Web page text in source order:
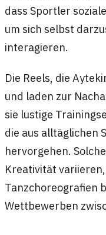
dass Sportler
um sich selbst
interagieren.
Die Reels, die
und laden zur
sie lustige
die aus alltäglichen
hervorgehen.
Kreativität
Tanzchoreografien
Wettbewerben